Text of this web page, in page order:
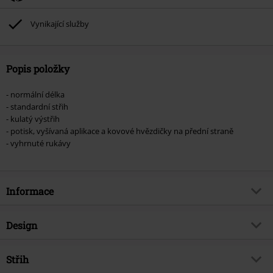
Vynikající služby
Popis položky
- normální délka
- standardní střih
- kulatý výstřih
- potisk, vyšívaná aplikace a kovové hvězdičky na přední straně
- vyhrnuté rukávy
Informace
Zboží č.
Téma produktů
Fan merch, Gotika, Horor, Disney,
Design
Typ výrobku
Střih